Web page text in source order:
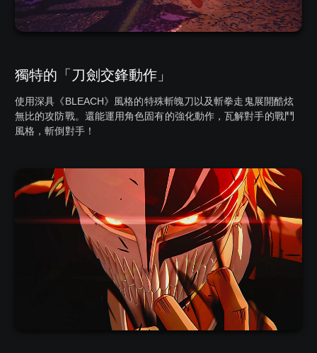
獨特的「刀劍交鋒動作」
使用深具《BLEACH》風格的特殊斬魄刀以及斬拳走鬼展開酷炫
無比的攻防戰。還能運用角色固有的強化動作，瓦解對手的戰鬥
風格，斬倒對手！